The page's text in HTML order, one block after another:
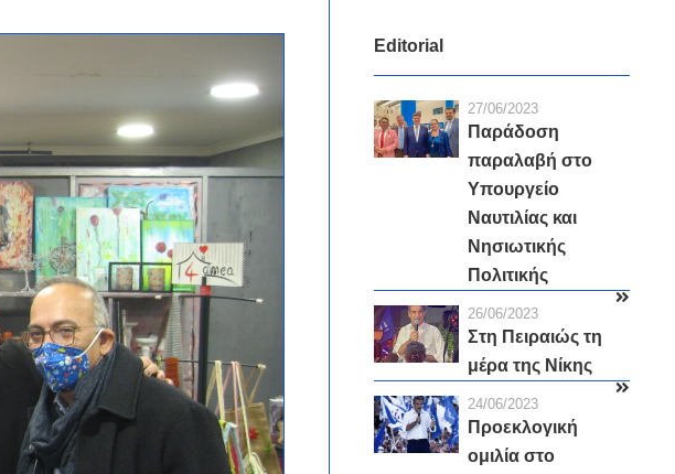
Editorial
27/06/2023
Παράδοση
παραλαβή στο
Υπουργείο
Ναυτιλίας και
Νησιωτικής
Πολιτικής
26/06/2023
Στη Πειραιώς τη
μέρα της Νίκης
24/06/2023
Προεκλογική
ομιλία στο